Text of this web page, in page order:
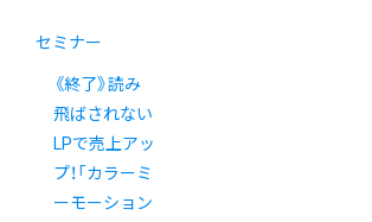
セミナー
《終了》読み
飛ばされない
LPで売上アッ
プ！「カラーミ
ーモーション